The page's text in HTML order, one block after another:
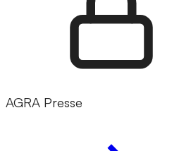
AGRA Presse